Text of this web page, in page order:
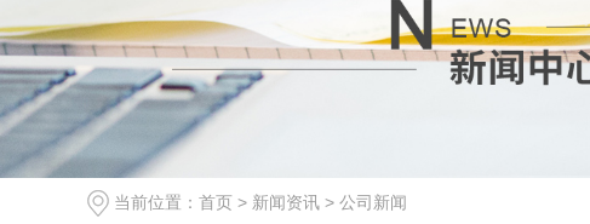
当前位置： 首页 > 新闻资讯 > 公司新闻